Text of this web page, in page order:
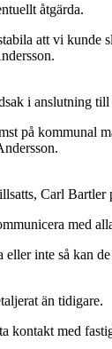
åtgärda.
att vi
i anslutning
på
Carl
med
inte så kan
än tidigare.
med